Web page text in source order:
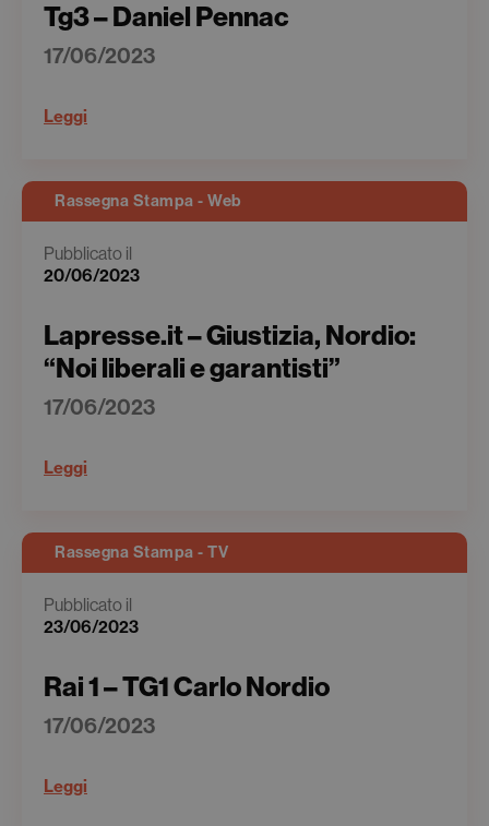
Tg3 – Daniel Pennac
17/06/2023
Leggi
Rassegna Stampa - Web
Pubblicato il
20/06/2023
Lapresse.it – Giustizia, Nordio:
“Noi liberali e garantisti”
17/06/2023
Leggi
Rassegna Stampa - TV
Pubblicato il
23/06/2023
Rai 1 – TG1 Carlo Nordio
17/06/2023
Leggi